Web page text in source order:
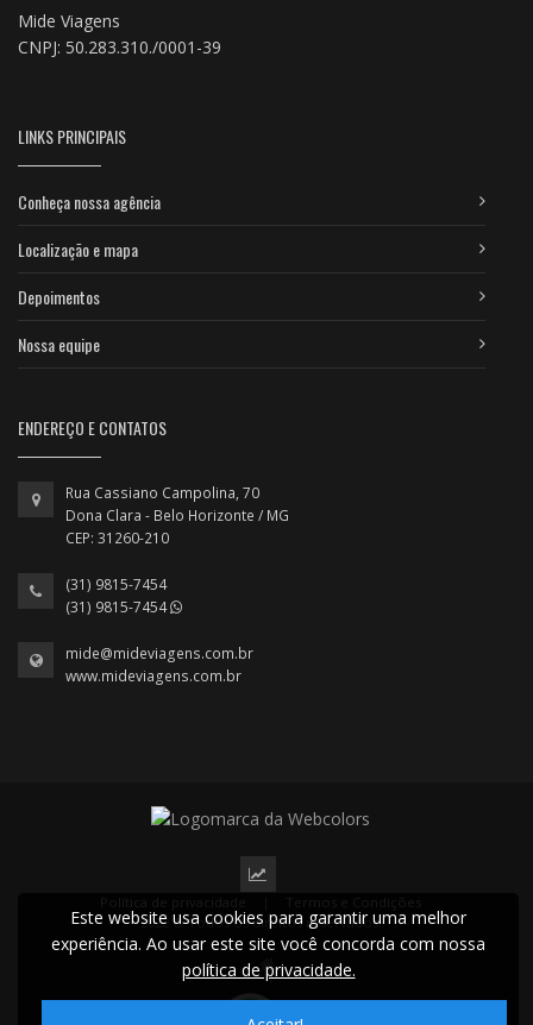
Mide Viagens
CNPJ: 50.283.310./0001-39
LINKS PRINCIPAIS
Conheça nossa agência
Localização e mapa
Depoimentos
Nossa equipe
ENDEREÇO E CONTATOS
Rua Cassiano Campolina, 70
Dona Clara - Belo Horizonte / MG
CEP: 31260-210
(31) 9815-7454
(31) 9815-7454
mide@mideviagens.com.br
www.mideviagens.com.br
2022 © Todos os direitos reservados.
Este website usa cookies para garantir uma melhor
experiência. Ao usar este site você concorda com nossa
política de privacidade.